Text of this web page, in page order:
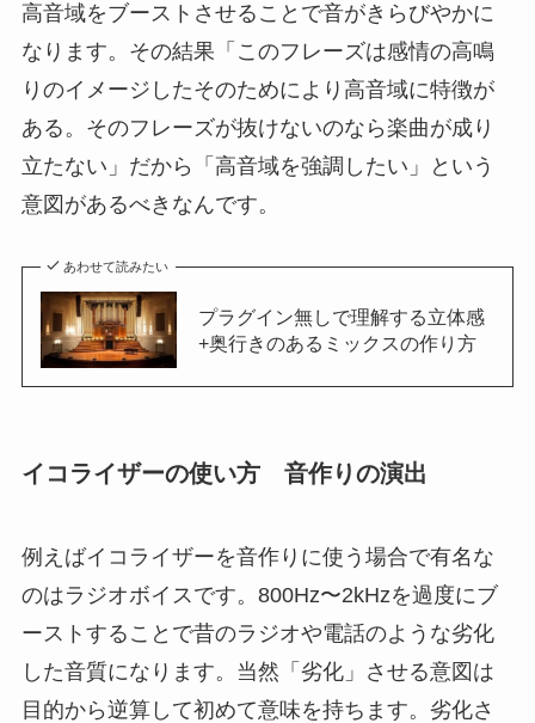
高音域をブーストさせることで音がきらびやかに
なります。その結果「このフレーズは感情の高鳴
りのイメージしたそのためにより高音域に特徴が
ある。そのフレーズが抜けないのなら楽曲が成り
立たない」だから「高音域を強調したい」という
意図があるべきなんです。
あわせて読みたい
プラグイン無しで理解する立体感
+奥行きのあるミックスの作り方
イコライザーの使い方 音作りの演出
例えばイコライザーを音作りに使う場合で有名な
のはラジオボイスです。800Hz〜2kHzを過度にブ
ーストすることで昔のラジオや電話のような劣化
した音質になります。当然「劣化」させる意図は
目的から逆算して初めて意味を持ちます。劣化さ